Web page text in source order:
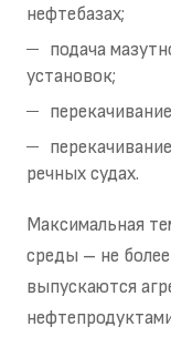
нефтебазах;
подача
установок;
речных судах.
Максимальная
среды – не
выпускаются